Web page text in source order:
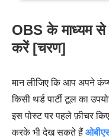
OBS के माध्यम से
करें [चरण]
मान लीजिए कि आप अपने
किसी थर्ड पार्टी टूल का
इस पोस्ट पर पहले फ़ीचर
करके भी देख सकते हैं